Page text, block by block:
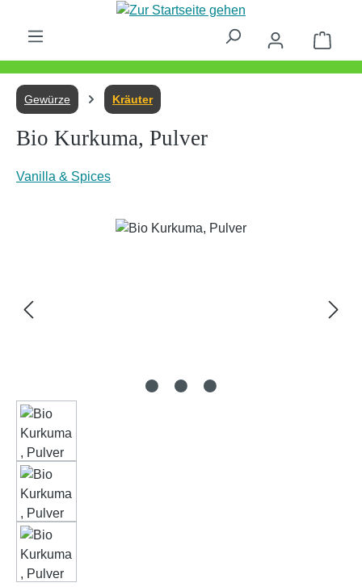
Zum Hauptinhalt springen
Gewürze Kräuter
Bio Kurkuma, Pulver
Vanilla & Spices
Bildergalerie überspringen